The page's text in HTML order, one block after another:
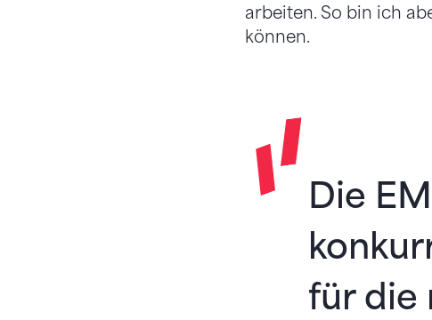
arbeiten. So bin ich
können.
Die
für die